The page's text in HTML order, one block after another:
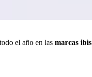
el año en las marcas ibis